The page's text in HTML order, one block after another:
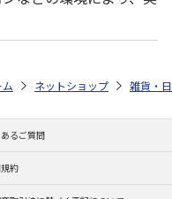
情報機器 モバイルバッテリー
ネットショップ 雑貨・
るご質問
約